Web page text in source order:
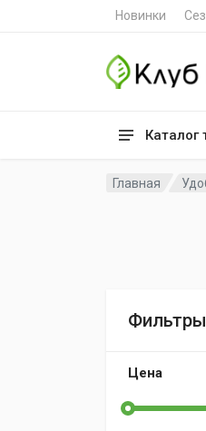
Новинки
Каталог
Главная
Фильтры
Цена